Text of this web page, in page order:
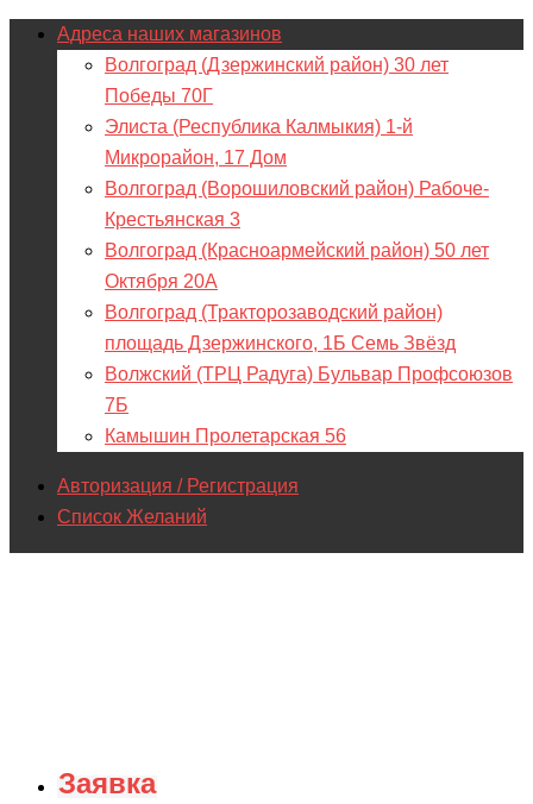
Адреса наших магазинов
Волгоград (Дзержинский район) 30 лет
Победы 70Г
Элиста (Республика Калмыкия) 1-й
Микрорайон, 17 Дом
Волгоград (Ворошиловский район) Рабоче-
Крестьянская 3
Волгоград (Красноармейский район) 50 лет
Октября 20А
Волгоград (Тракторозаводский район)
площадь Дзержинского, 1Б Семь Звёзд
Волжский (ТРЦ Радуга) Бульвар Профсоюзов
7Б
Камышин Пролетарская 56
Авторизация / Регистрация
Список Желаний
Заявка